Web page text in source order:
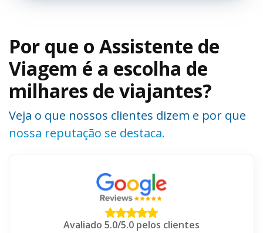
Por que o Assistente de
Viagem é a escolha de
milhares de viajantes?
Veja o que nossos clientes dizem e por que
nossa reputação se destaca.
Avaliado 5.0/5.0 pelos clientes